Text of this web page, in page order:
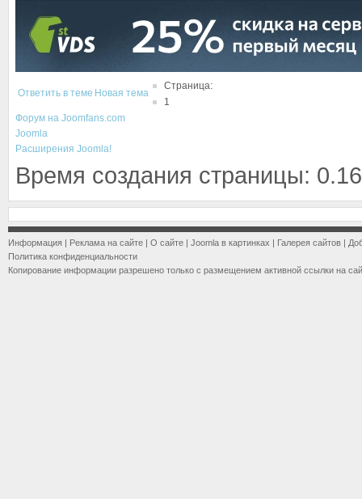
Ответить в теме Новая тема
Страница:
1
Форум на Joomfans.com
Joomla
Расширения Joomla!
Время создания страницы:
Информация | Реклама на сайте | О сайте | Joomla в картинках | Галерея сайтов |
Политика конфиденциальности
Копирование информации разрешено только с размещением активной ссылки на